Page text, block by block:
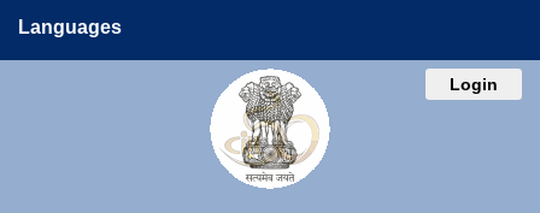
Languages
Login